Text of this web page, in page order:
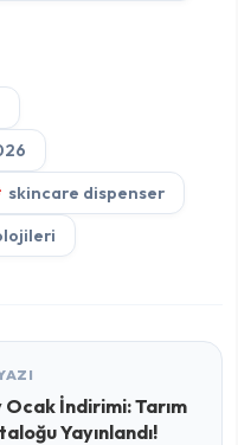
skincare dispenser
İndirimi: Tarım
Yayınlandı!